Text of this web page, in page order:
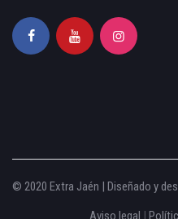
© 2020 Extra Jaén | Diseñado y
Aviso legal |